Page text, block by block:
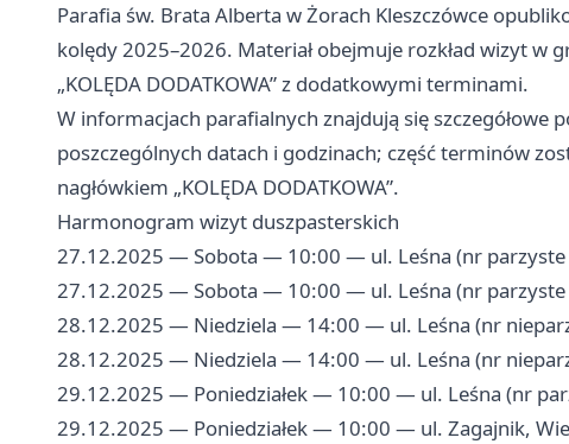
Parafia św. Brata Alberta w Żorach Kleszczówce
kolędy 2025–2026. Materiał obejmuje rozkład wizyt w
„KOLĘDA DODATKOWA” z dodatkowymi terminami.
W informacjach parafialnych znajdują się szczegółowe
poszczególnych datach i godzinach; część terminów
nagłówkiem „KOLĘDA DODATKOWA”.
Harmonogram wizyt duszpasterskich
27.12.2025 — Sobota — 10:00 — ul. Leśna (nr parzyste
27.12.2025 — Sobota — 10:00 — ul. Leśna (nr parzyste
28.12.2025 — Niedziela — 14:00 — ul. Leśna (nr
28.12.2025 — Niedziela — 14:00 — ul. Leśna (nr
29.12.2025 — Poniedziałek — 10:00 — ul. Leśna (nr
29.12.2025 — Poniedziałek — 10:00 — ul. Zagajnik,